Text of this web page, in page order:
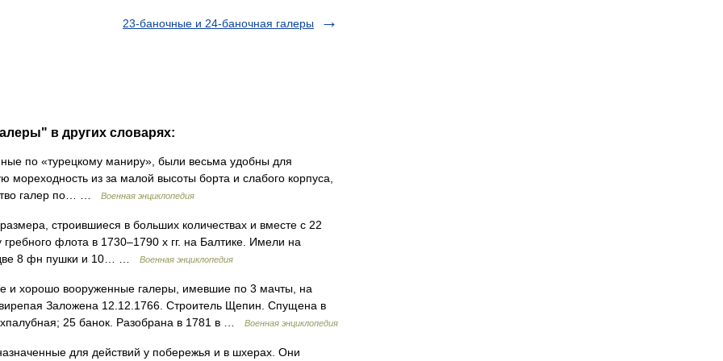
23-баночные и 24-баночная галеры
в других словарях:
по «турецкому маниру», были весьма удобны для
мореходность из за малой высоты борта и слабого корпуса,
галер по… …
Военная энциклопедия
строившиеся в больших количествах и вместе с 22
флота в 1730–1790 х гг. на Балтике. Имели на
две 8 фн пушки и 10… …
Военная энциклопедия
хорошо вооруженные галеры, имевшие по 3 мачты, на
Заложена 12.12.1766. Строитель Щепин. Спущена в
25 банок. Разобрана в 1781 в …
Военная энциклопедия
для действий у побережья и в шхерах. Они